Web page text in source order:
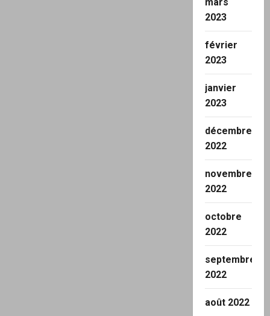
2023
février
2023
janvier
2023
décembre
2022
novembre
2022
octobre
2022
septembre
2022
août 2022